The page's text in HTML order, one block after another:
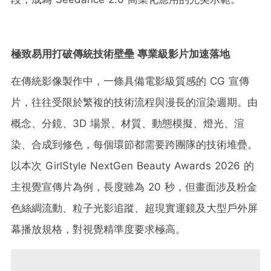
極致易用打破傳統技術壁壘 專業級影片加速落地
在傳統影像製作中，一條具備電影級質感的 CG 宣傳
片，往往受限於繁複的技術流程與漫長的渲染週期。由
概念、分鏡、3D 場景、材質、動態模擬、燈光、渲
染、合成到修色，每個環節都需要跨團隊的技術堆疊。
以本次 GirlStyle NextGen Beauty Awards 2026 的
主視覺宣傳片為例，長度雖為 20 秒，但畫面涉及粉金
色絲綢流動、粒子光影追蹤、超現實運鏡及大型戶外屏
幕播放規格，對視覺精準度要求極高。